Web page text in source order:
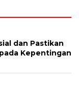
dan Pastikan
Kepentingan